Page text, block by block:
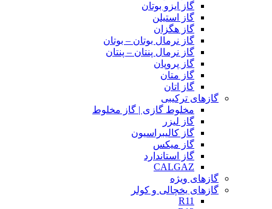
گاز ایزو بوتان
گاز استیلن
گاز هگزان
گاز نرمال بوتان – بوتان
گاز نرمال پنتان – پنتان
گاز پروپان
گاز متان
گاز اتان
گازهای ترکیبی
مخلوط گازی | گاز مخلوط
گاز لیزر
گاز کالیبراسیون
گاز میکس
گاز استاندارد
CALGAZ
گازهای ویژه
گازهای یخچالی و کولر
R11